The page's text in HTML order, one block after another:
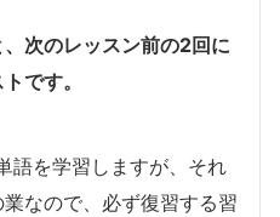
次のレッスン前の2回に
です。
語を学習しますが、それ
なので、必ず復習する習